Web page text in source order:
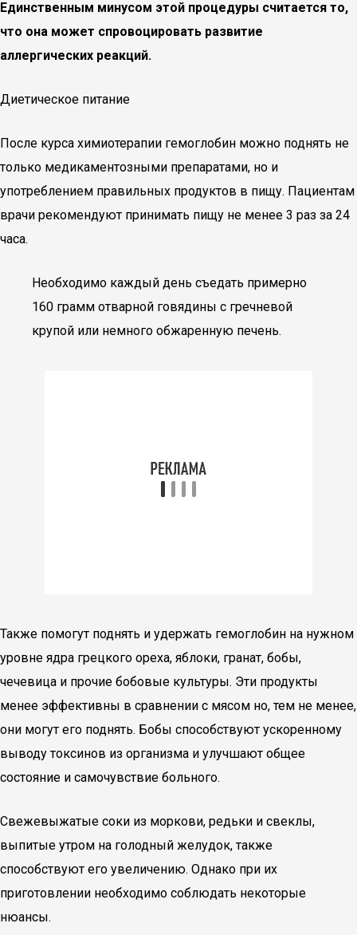
Единственным минусом этой процедуры считается то,
что она может спровоцировать развитие
аллергических реакций.
Диетическое питание
После курса химиотерапии гемоглобин можно поднять не
только медикаментозными препаратами, но и
употреблением правильных продуктов в пищу. Пациентам
врачи рекомендуют принимать пищу не менее 3 раз за 24
часа.
Необходимо каждый день съедать примерно
160 грамм отварной говядины с гречневой
крупой или немного обжаренную печень.
Также помогут поднять и удержать гемоглобин на нужном
уровне ядра грецкого ореха, яблоки, гранат, бобы,
чечевица и прочие бобовые культуры. Эти продукты
менее эффективны в сравнении с мясом но, тем не менее,
они могут его поднять. Бобы способствуют ускоренному
выводу токсинов из организма и улучшают общее
состояние и самочувствие больного.
Свежевыжатые соки из моркови, редьки и свеклы,
выпитые утром на голодный желудок, также
способствуют его увеличению. Однако при их
приготовлении необходимо соблюдать некоторые
нюансы.